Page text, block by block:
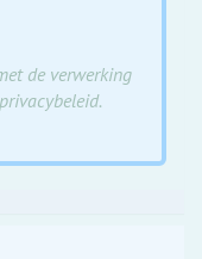
de verwerking